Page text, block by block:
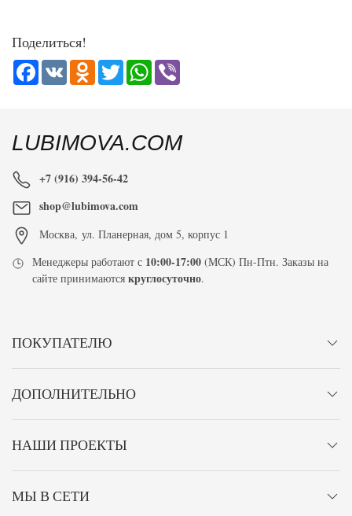
Поделиться!
Facebook
VK Odnoklassniki
TwitterWhatsApp
LUBIMOVA.COM
+7 (916) 394-56-42
shop@lubimova.com
Москва, ул. Планерная, дом 5, корпус 1
Менеджеры работают с 10:00-17:00 (МСК) Пн-Птн. Заказы на
сайте принимаютсякруглосуточно.
ПОКУПАТЕЛЮ
ДОПОЛНИТЕЛЬНО
НАШИ ПРОЕКТЫ
МЫ В СЕТИ